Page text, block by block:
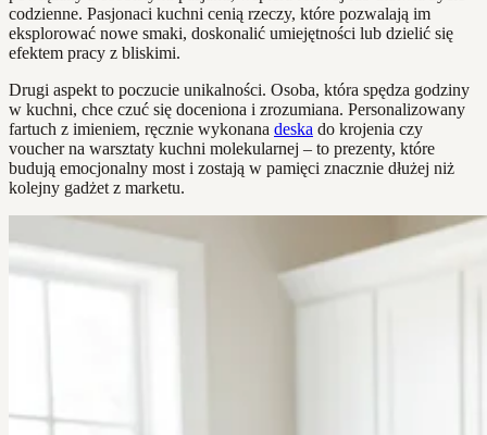
codzienne. Pasjonaci kuchni cenią rzeczy, które pozwalają im
eksplorować nowe smaki, doskonalić umiejętności lub dzielić się
efektem pracy z bliskimi.
Drugi aspekt to poczucie unikalności. Osoba, która spędza godziny
w kuchni, chce czuć się doceniona i zrozumiana. Personalizowany
fartuch z imieniem, ręcznie wykonana deska do krojenia czy
voucher na warsztaty kuchni molekularnej – to prezenty, które
budują emocjonalny most i zostają w pamięci znacznie dłużej niż
kolejny gadżet z marketu.